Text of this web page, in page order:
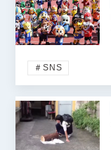
＃SNS